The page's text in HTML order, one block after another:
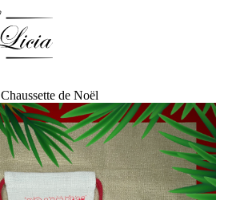
Chaussette de Noël